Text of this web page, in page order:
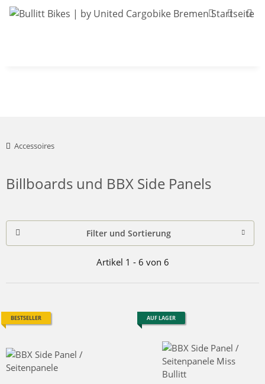
Accessoires
Billboards und BBX Side Panels
Filter und Sortierung
Artikel 1 - 6 von 6
BESTSELLER AUF LAGER